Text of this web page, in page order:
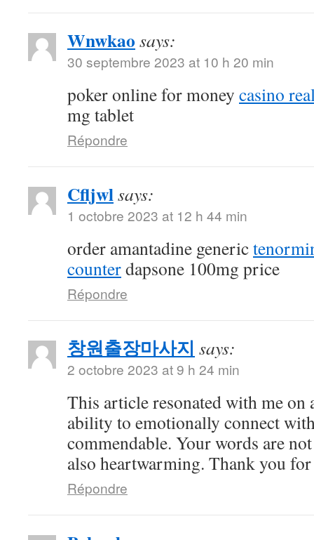
Wnwkao says:
30 septembre 2023 at 10 h 20 min
poker online for money casino
mg tablet
Répondre
Cfljwlsays:
1 octobre 2023 at 12 h 44 min
order amantadine generic
counterdapsone 100mg price
Répondre
창원출장마사지 says:
2 octobre 2023 at 9 h 24 min
This article resonated with me on
ability to emotionally connect
commendable. Your words are
also heartwarming. Thank you
Répondre